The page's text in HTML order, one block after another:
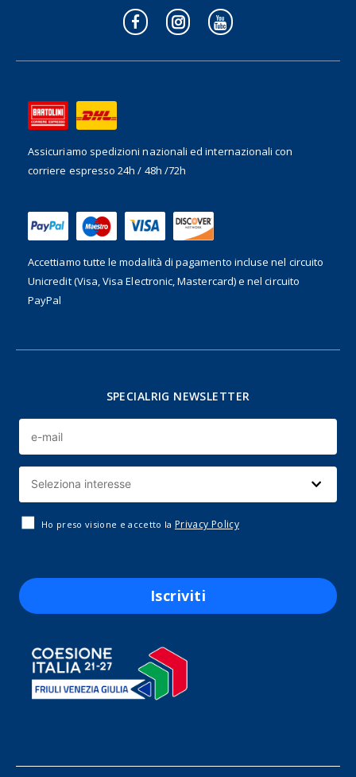
Assicuriamo spedizioni nazionali ed internazionalicon
corriere espresso 24h / 48h /72h
Accettiamo tutte le modalità di pagamento incluse nel circuito
Unicredit (Visa, Visa Electronic, Mastercard) e nel circuito
PayPal
SPECIALRIG NEWSLETTER
Ho preso visione e accetto la Privacy Policy
Iscriviti